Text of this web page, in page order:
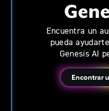
Encuentra un
pueda
Genesis AI
Encontrar